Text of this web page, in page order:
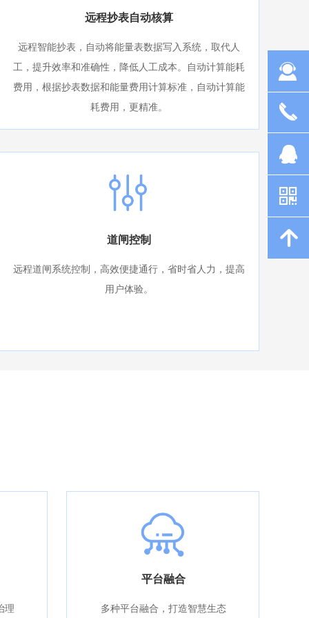
远程抄表自动核算
远程智能抄表，自动将能量表数据写入系统，取代人
工，提升效率和准确性，降低人工成本。自动计算能耗
费用，根据抄表数据和能量费用计算标准，自动计算能
耗费用，更精准。
道闸控制
远程道闸系统控制，高效便捷通行，省时省人力，提高
用户体验。
平台融合
多种平台融合，打造智慧生态
理
끅
뀩
낃
녕
끤